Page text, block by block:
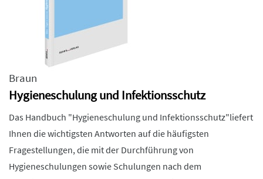
Braun
Hygieneschulung und Infektionsschutz
Das Handbuch "Hygieneschulung und Infektionsschutz"liefert
Ihnen die wichtigsten Antworten auf die häufigsten
Fragestellungen, die mit der Durchführung von
Hygieneschulungen sowie Schulungen nach dem